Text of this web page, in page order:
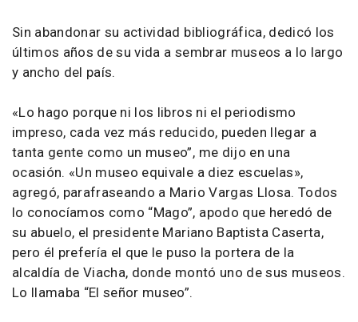
Sin abandonar su actividad bibliográfica, dedicó los
últimos años de su vida a sembrar museos a lo largo
y ancho del país.
«Lo hago porque ni los libros ni el periodismo
impreso, cada vez más reducido, pueden llegar a
tanta gente como un museo”, me dijo en una
ocasión. «Un museo equivale a diez escuelas»,
agregó, parafraseando a Mario Vargas Llosa. Todos
lo conocíamos como “Mago”, apodo que heredó de
su abuelo, el presidente Mariano Baptista Caserta,
pero él prefería el que le puso la portera de la
alcaldía de Viacha, donde montó uno de sus museos.
Lo llamaba “El señor museo”.